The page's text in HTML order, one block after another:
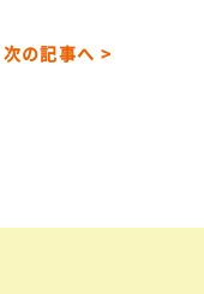
次の記事へ >